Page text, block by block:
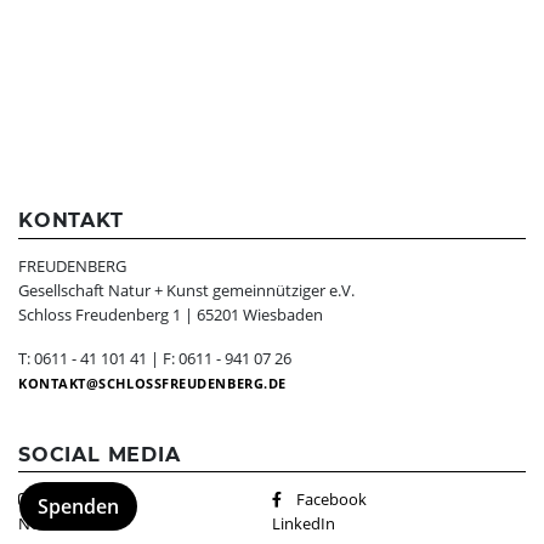
KONTAKT
FREUDENBERG
Gesellschaft Natur + Kunst gemeinnütziger e.V.
Schloss Freudenberg 1 | 65201 Wiesbaden
T: 0611 - 41 101 41 | F: 0611 - 941 07 26
KONTAKT SCHLOSSFREUDENBERG.DE
SOCIAL MEDIA
Instagram
Facebook
Newsletter
LinkedIn
Spenden